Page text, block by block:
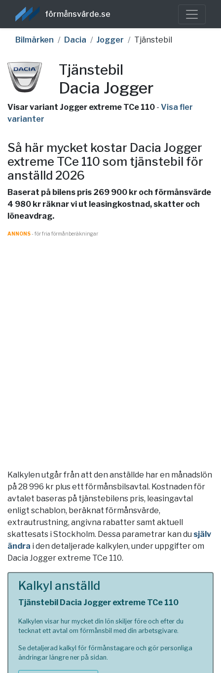
förmånsvärde.se
Bilmärken Dacia Jogger Tjänstebil
Tjänstebil
Dacia Jogger
Visar variant Jogger extreme TCe 110 - Visa fler
varianter
Så här mycket kostar Dacia Jogger
extreme TCe 110 som tjänstebil för
anställd 2026
Baserat på bilens pris 269 900 kr och förmånsvärde
4 980 kr räknar vi ut leasingkostnad, skatter och
löneavdrag.
ANNONS- för fria förmånberäkningar
Kalkylen utgår från att den anställde har en månadslön
på 28 996 kr plus ett förmånsbilsavtal. Kostnaden för
avtalet baseras på tjänstebilens pris, leasingavtal
enligt schablon, beräknat förmånsvärde,
extrautrustning, angivna rabatter samt aktuell
skattesats i Stockholm. Dessa parametrar kan du själv
ändra i den detaljerade kalkylen, under uppgifter om
Dacia Jogger extreme TCe 110.
Kalkyl anställd
Tjänstebil Dacia Jogger extreme TCe 110
Kalkylen visar hur mycket din lön skiljer före och efter du
tecknat ett avtal om förmånsbil med din arbetsgivare.
Se detaljerad kalkyl för förmånstagare och gör personliga
ändringar längre ner på sidan.